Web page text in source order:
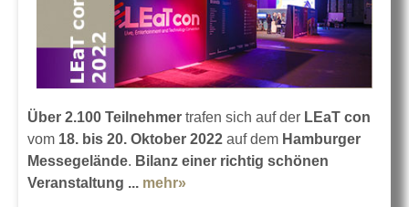
Über 2.100 Teilnehmer trafen sich auf der LEaT con
vom 18. bis 20. Oktober 2022 auf dem Hamburger
Messegelände. Bilanz einer richtig schönen
Veranstaltung ... mehr»